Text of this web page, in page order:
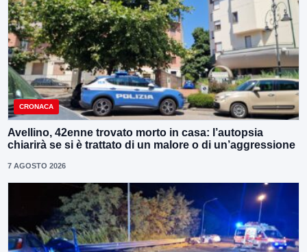
CRONACA
Avellino, 42enne trovato morto in casa: l’autopsia
chiarirà se si è trattato di un malore o di un’aggressione
7 AGOSTO 2026